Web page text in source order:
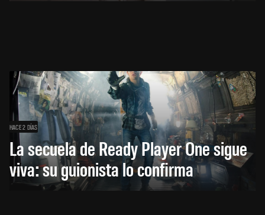
HACE 2 DÍAS
La secuela de Ready Player One sigue
viva: su guionista lo confirma